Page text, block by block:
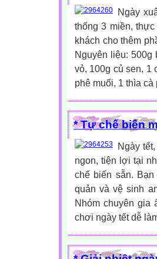
Ngày
thống 3 miền,
khách cho thêm
Nguyên liệu: 500g
vỏ, 100g củ sen, 1
phê muối, 1 thìa
* Tự chế biến
Ngày
ngon, tiện lợi tại
chế biến sẵn.
quản và vệ sinh
Nhóm chuyên gia
chơi ngày tết dễ